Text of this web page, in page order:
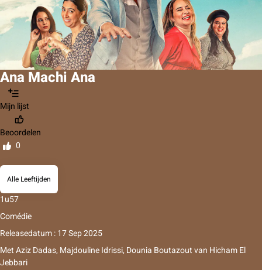
Ana Machi Ana
Mijn lijst
Beoordelen
0
Alle Leeftijden
1u57
Comédie
Releasedatum : 17 Sep 2025
MetAziz Dadas, Majdouline Idrissi, Dounia Boutazoutvan Hicham El
Jebbari